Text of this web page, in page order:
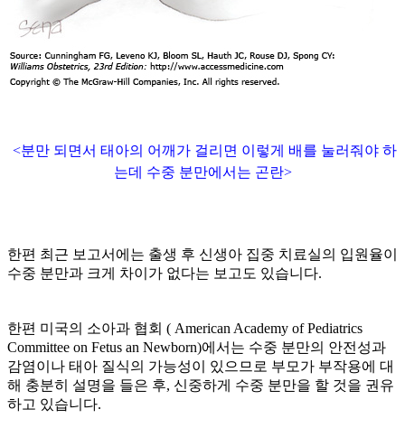
<분만 되면서 태아의 어깨가 걸리면 이렇게 배를 눌러줘야 하
는데 수중 분만에서는 곤란>
한편 최근 보고서에는 출생 후 신생아 집중 치료실의 입원율이
수중 분만과 크게 차이가 없다는 보고도 있습니다.
한편 미국의 소아과 협회 ( American Academy of Pediatrics
Committee on Fetus an Newborn)에서는 수중 분만의 안전성과
감염이나 태아 질식의 가능성이 있으므로 부모가 부작용에 대
해 충분히 설명을 들은 후, 신중하게 수중 분만을 할 것을 권유
하고 있습니다.